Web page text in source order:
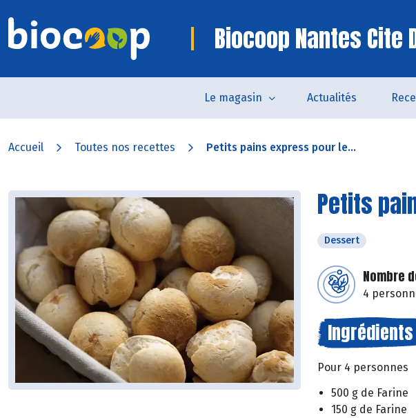
Biocoop Nantes Cite
Le magasin Actualités
Accueil Toutes nos recettes Petits pains express pour le...
Petits
Dessert
Nombre
4
Ingrédients
Pour 4 personnes
500 g de Farine
150 g de Farine